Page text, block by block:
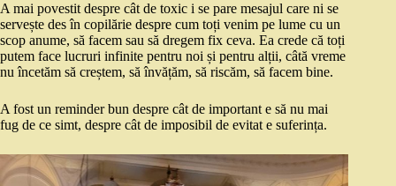
A mai povestit despre cât de toxic i se pare mesajul care ni se
servește des în copilărie despre cum toți venim pe lume cu un
scop anume, să facem sau să dregem fix ceva. Ea crede că toți
putem face lucruri infinite pentru noi și pentru alții, câtă vreme
nu încetăm să creștem, să învățăm, să riscăm, să facem bine.
A fost un reminder bun despre cât de important e să nu mai
fug de ce simt, despre cât de imposibil de evitat e suferința.